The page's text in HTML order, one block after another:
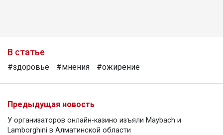
В статье
#здоровье #мнения #ожирение
Предыдущая новость
У организаторов онлайн-казино изъяли Maybach и
Lamborghini в Алматинской области